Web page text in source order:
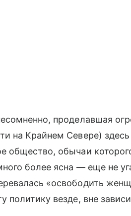
проделавшая
на Крайнем Севере)
общество, обычаи
более ясна — еще не
«освободить
политику везде, вне